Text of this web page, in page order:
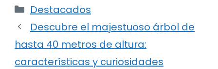
Categorías
Destacados
Descubre el majestuoso árbol de
hasta 40 metros de altura:
características y curiosidades